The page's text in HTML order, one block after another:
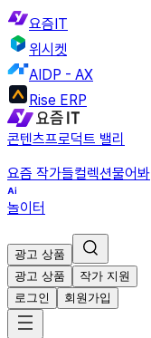
요즘IT
위시켓
AIDP - AX
Rise ERP
콘텐츠프로덕트 밸리
요즘 작가들컬렉션물어봐
놀이터
광고 상품
광고 상품
작가 지원
로그인
회원가입